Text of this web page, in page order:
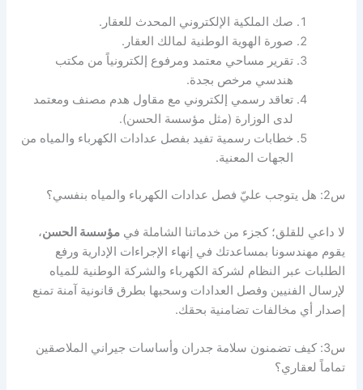
صك الملكية الإلكتروني المحدث للعقار.
صورة الهوية الوطنية لمالك العقار.
تقرير مساحي معتمد ومرفوع إلكترونياً من مكتب
هندسي مرخص بجدة.
تعاقد رسمي إلكتروني مع مقاول هدم مصنف ومعتمد
لدى الوزارة (مثل مؤسسة الحسن).
خطابات رسمية تفيد بفصل عدادات الكهرباء والمياه من
الجهات المعنية.
س2: هل يتوجب عليّ فصل عدادات الكهرباء والمياه بنفسي؟
لا داعي للقلق؛ كجزء من خدماتنا الشاملة فيمؤسسة الحسن،
يقوم مهندسونا بمساعدتك في إنهاء الإجراءات الإدارية ورفع
الطلبات عبر النظام لشركة الكهرباء والشركة الوطنية للمياه
لإرسال الفنيين وفصل العدادات وسحبها بطرق قانونية آمنة تمنع
إصدار أي مخالفات تضامنية بحقك.
س3: كيف تضمنون سلامة جدران وأساسات جيراني الملاصقين
تماماً لعقاري؟